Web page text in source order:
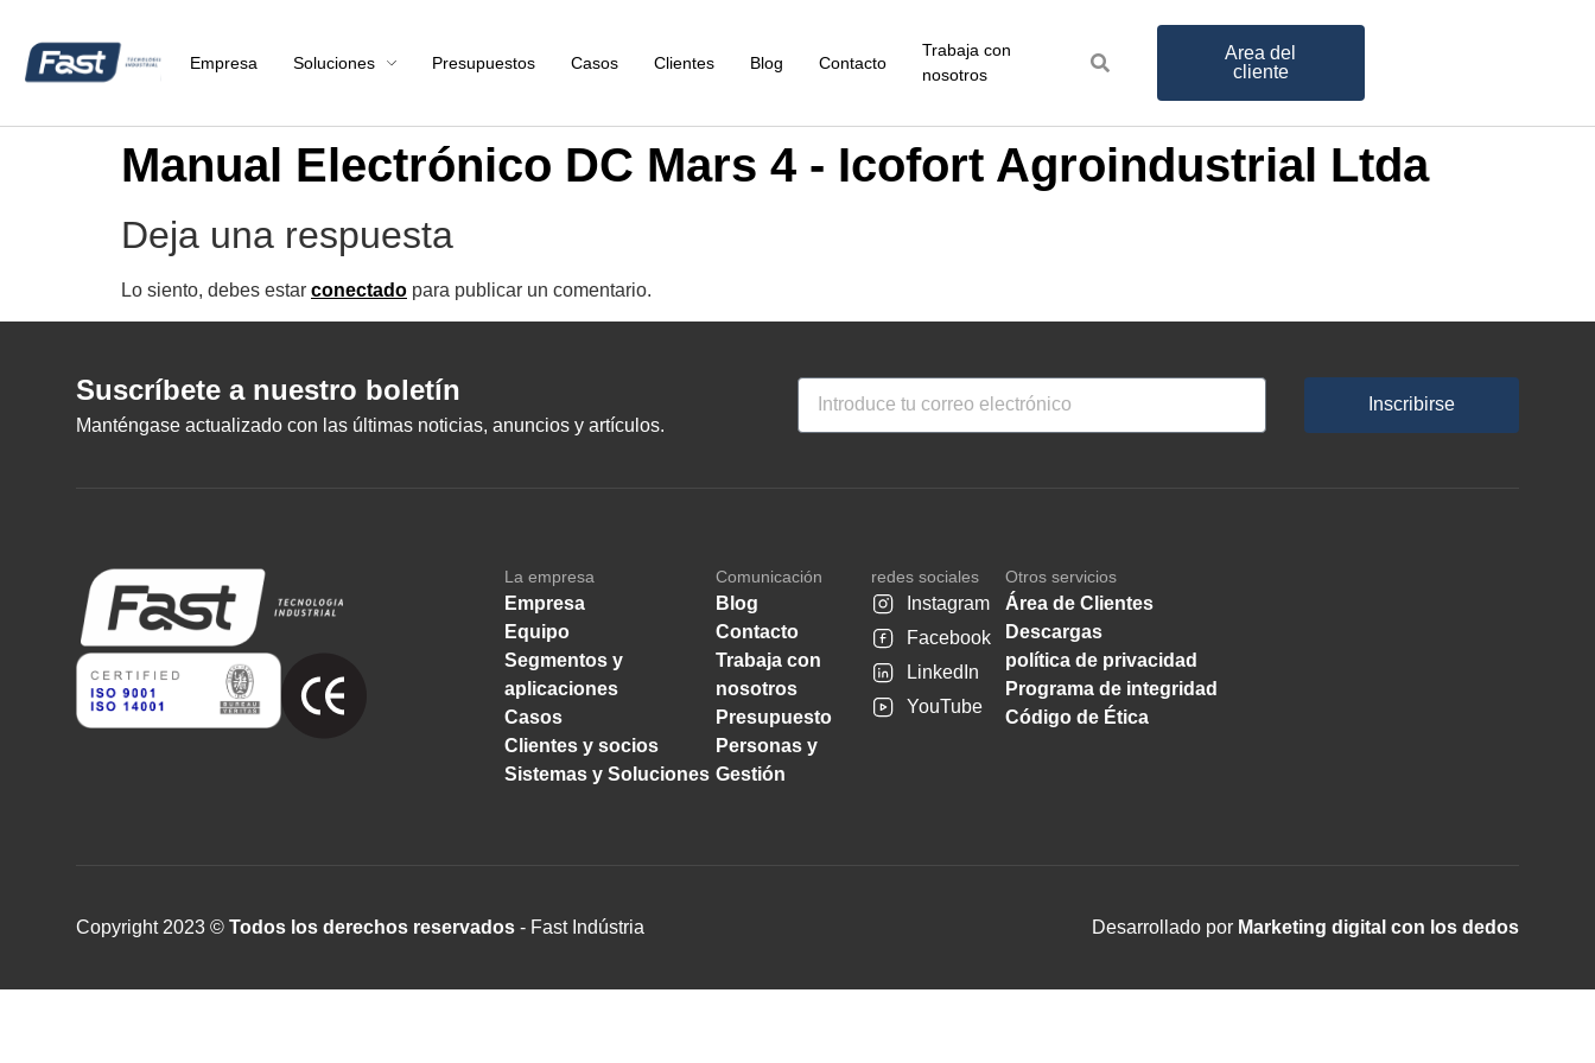
Empresa Soluciones Presupuestos Casos Clientes Blog Contacto
Trabaja con
nosotros
Area del
cliente
Manual Electrónico DC Mars 4 - Icofort Agroindustrial Ltda
Deja una respuesta
Lo siento, debes estar conectado para publicar un comentario.
Suscríbete a nuestro boletín
Manténgase actualizado con las últimas noticias, anuncios y artículos.
Inscribirse
La empresa
Empresa
Equipo
Segmentos y
aplicaciones
Casos
Clientes y socios
Sistemas y Soluciones
Comunicación
Blog
Contacto
Trabaja con
nosotros
Presupuesto
Personas y
Gestión
redes sociales
Instagram
Facebook
LinkedIn
YouTube
Otros servicios
Área de Clientes
Descargas
política de privacidad
Programa de integridad
Código de Ética
Copyright 2023 © Todos los derechos reservados - Fast Indústria Desarrollado por Marketing digital con los dedos